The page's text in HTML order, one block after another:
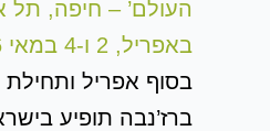
באפריל, 2 ו-4 במאי 2026
ברז’נבה תופיע